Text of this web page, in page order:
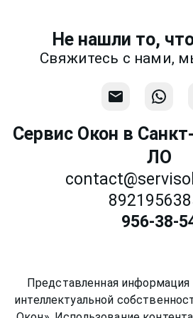
Связаться
Не нашли то,
Свяжитесь с нами,
Сервис Окон в
ЛО
956-38-
Представленная информация
интеллектуальной